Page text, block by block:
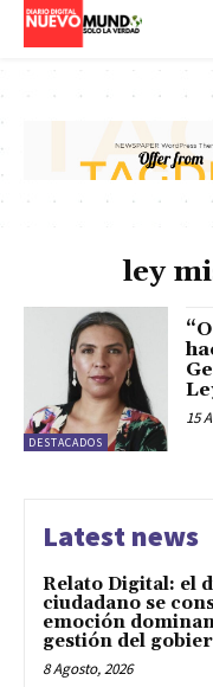
ley
DESTACADOS
15
Latest news
Relato Digital: el
ciudadano se
emoción
gestión del
8 Agosto, 2026